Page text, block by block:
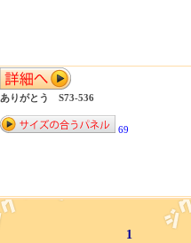
ありがとう S73-536
69
1